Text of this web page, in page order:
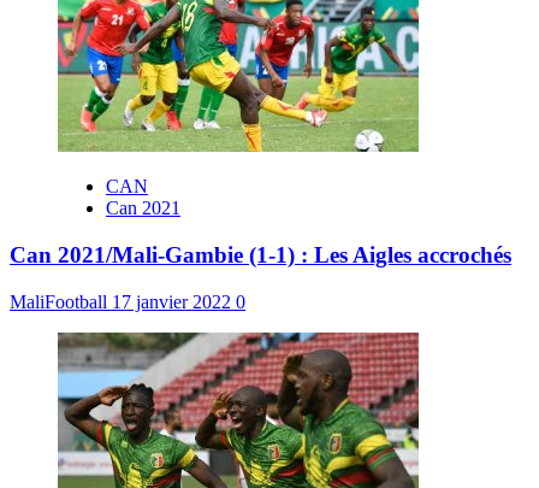
CAN
Can 2021
Can 2021/Mali-Gambie (1-1) : Les Aigles accrochés
MaliFootball 17 janvier 2022 0